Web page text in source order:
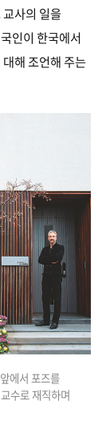
사의 일을
인이 한국에서
해 조언해 주는
에서 포즈를
수로 재직하며